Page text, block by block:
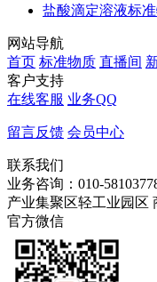
盐酸滴定溶液标
网站导航
首页 标准物质 直播间
客户支持
在线客服 业务QQ
留言反馈 会员中心
联系我们
业务咨询：010-
产业集聚区轻工业园区
官方微信